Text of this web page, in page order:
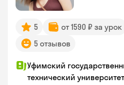
5 от 1590 ₽ за урок
5 отзывов
Уфимский
технический университет